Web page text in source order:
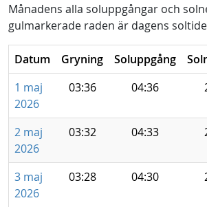
Månadens alla soluppgångar och
gulmarkerade raden är dagens
Datum Gryning Soluppgång
1 maj
2026
03:36 04:36
2 maj
2026
03:32 04:33
3 maj
2026
03:28 04:30